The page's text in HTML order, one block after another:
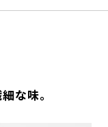
な味。